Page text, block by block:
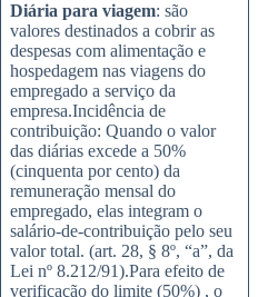
Diária para viagem: são
valores destinados a cobrir as
despesas com alimentação e
hospedagem nas viagens do
empregado a serviço da
empresa.Incidência de
contribuição: Quando o valor
das diárias excede a 50%
(cinquenta por cento) da
remuneração mensal do
empregado, elas integram o
salário-de-contribuição pelo seu
valor total. (art. 28, § 8º, “a”, da
Lei nº 8.212/91).Para efeito de
verificação do limite (50%) , o